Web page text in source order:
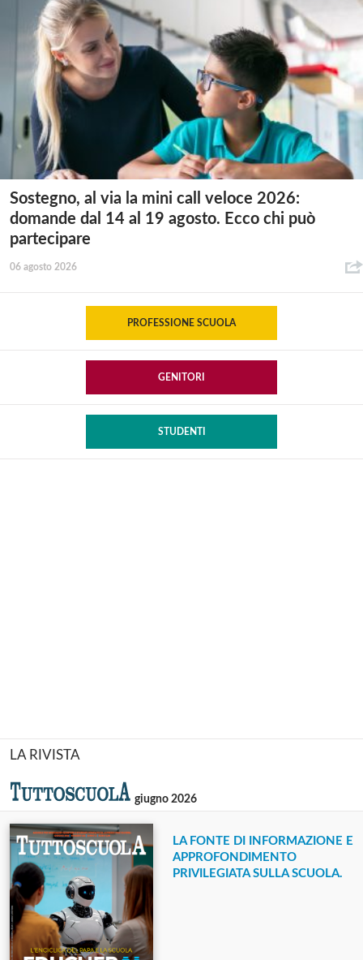
Sostegno, al via la mini call veloce 2026:
domande dal 14 al 19 agosto. Ecco chi può
partecipare
06 agosto 2026
PROFESSIONE SCUOLA
GENITORI
STUDENTI
LA RIVISTA
giugno 2026
LA FONTE DI INFORMAZIONE E
APPROFONDIMENTO
PRIVILEGIATA SULLA SCUOLA.